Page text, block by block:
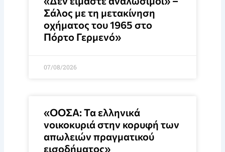
Σάλος με τη μετακίνηση
οχήματος του 1965 στο
Πόρτο Γερμενό»
07/08/2026
«ΟΟΣΑ: Τα ελληνικά
νοικοκυριά στην κορυφή των
απωλειών πραγματικού
εισοδήματος»